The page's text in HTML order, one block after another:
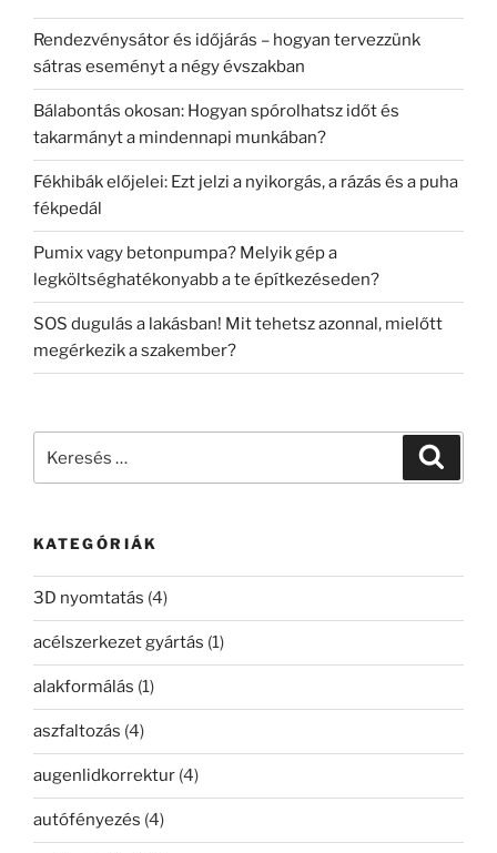
Rendezvénysátor és időjárás – hogyan tervezzünk
sátras eseményt a négy évszakban
Bálabontás okosan: Hogyan spórolhatsz időt és
takarmányt a mindennapi munkában?
Fékhibák előjelei: Ezt jelzi a nyikorgás, a rázás és a puha
fékpedál
Pumix vagy betonpumpa? Melyik gép a
legköltséghatékonyabb a te építkezéseden?
SOS dugulás a lakásban! Mit tehetsz azonnal, mielőtt
megérkezik a szakember?
KATEGÓRIÁK
3D nyomtatás (4)
acélszerkezet gyártás (1)
alakformálás (1)
aszfaltozás (4)
augenlidkorrektur (4)
autófényezés (4)